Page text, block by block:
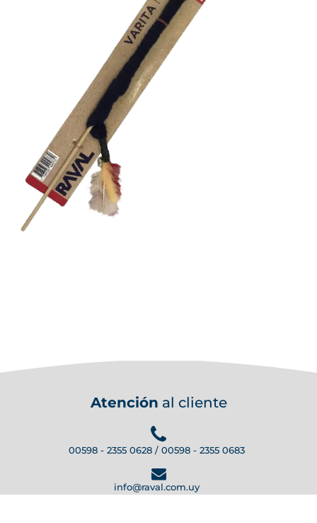
Atención al cliente
00598 - 2355 0628 / 00598 - 2355 0683
info@raval.com.uy